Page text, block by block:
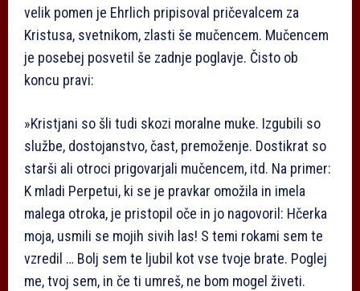
velik pomen je Ehrlich pripisoval pričevalcem za
Kristusa, svetnikom, zlasti še mučencem. Mučencem
je posebej posvetil še zadnje poglavje. Čisto ob
koncu pravi:
»Kristjani so šli tudi skozi moralne muke. Izgubili so
službe, dostojanstvo, čast, premoženje. Dostikrat so
starši ali otroci prigovarjali mučencem, itd. Na primer:
K mladi Perpetui, ki se je pravkar omožila in imela
malega otroka, je pristopil oče in jo nagovoril: Hčerka
moja, usmili se mojih sivih las! S temi rokami sem te
vzredil … Bolj sem te ljubil kot vse tvoje brate. Poglej
me, tvoj sem, in če ti umreš, ne bom mogel živeti.